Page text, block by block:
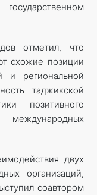
отметил, что
схожие позиции
и региональной
таджикской
позитивного
международных
двух
организаций,
соавтором